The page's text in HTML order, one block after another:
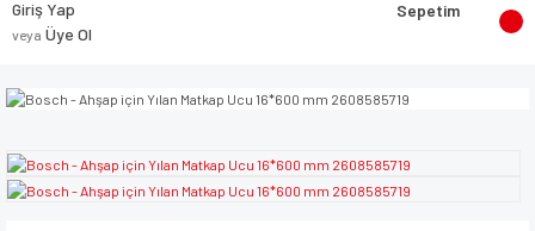
Giriş Yap
veya Üye Ol
Sepetim